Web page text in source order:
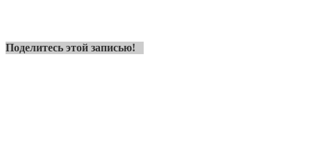
Поделитесь этой записью!